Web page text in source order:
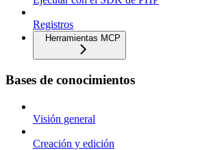
Registros
Herramientas MCP
Bases de conocimientos
Visión general
Creación y edición